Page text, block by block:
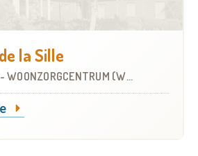
la Sille
- WOONZORGCENTRUM (WZC)